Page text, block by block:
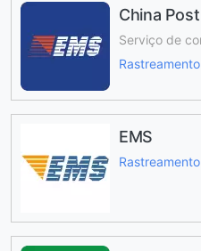
China
Serviço de
EMS